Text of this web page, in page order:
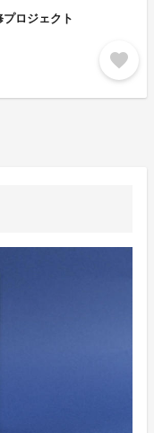
ロジェクト
favorite